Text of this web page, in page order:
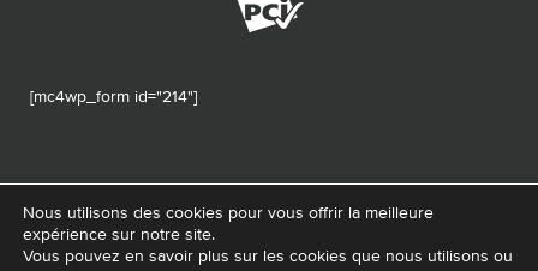
[mc4wp_form id="214"]
© 2026 Tous droits réservés - Fondation de ma vie – Pour la santé de la
Nous utilisons des cookies pour vous offrir la meilleure
expérience sur notre site.
Vous pouvez en savoir plus sur les cookies que nous utilisons ou